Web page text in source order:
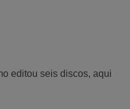
editou seis discos, aqui